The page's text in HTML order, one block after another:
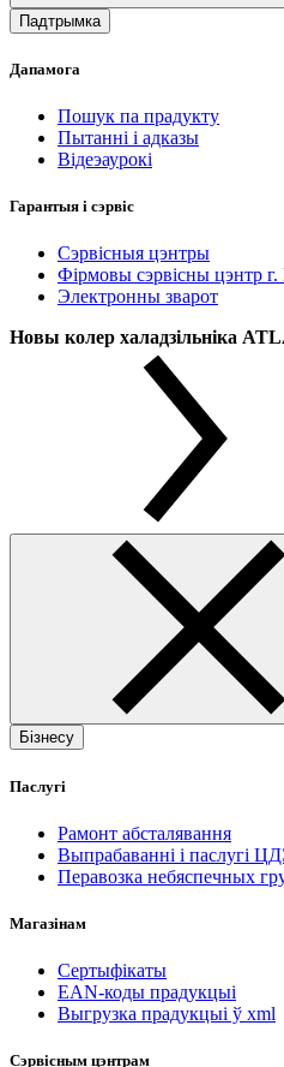
Падтрымка
Дапамога
Пошук па прадукту
Пытанні і адказы
Відеэаурокі
Гарантыя і сэрвіс
Сэрвісныя цэнтры
Фірмовы сэрвісны цэнтр
Электронны зварот
Новы колер халадзільніка
Бізнесу
Паслугі
Рамонт абсталявання
Выпрабаванні і паслугі
Перавозка небяспечных
Магазінам
Сертыфікаты
EAN-коды прадукцыі
Выгрузка прадукцыі ў xml
Сэрвісным цэнтрам